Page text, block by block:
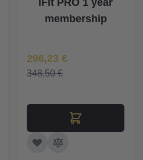
iFit PRO 1 year
membership
Īpaša Cena
296,23 €
348,50 €